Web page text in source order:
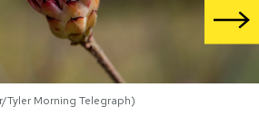
Tyler Morning Telegraph)